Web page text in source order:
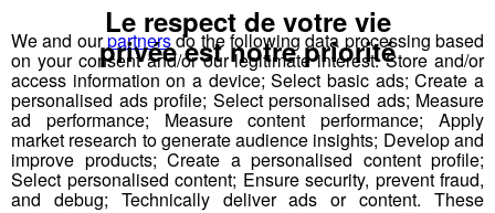
produire, diffuser un programme audiovisuel « mass
média » à l’échelle régionale.
Top Fab, le 1er programme
audiovisuel inspirant qui raconte
la fierté industrielle par la jeune
génération
We and ourpartnersdo the following data processing based
on your consent and/or our legitimate interest: Store and/or
access information on a device; Select basic ads; Create a
personalised ads profile; Select personalised ads; Measure
ad performance; Measure content performance; Apply
market research to generate audience insights; Develop and
improve products; Create a personalised content profile;
Select personalised content; Ensure security, prevent fraud,
and debug; Technically deliver ads or content. These
Le respect de votre vie
privée est notre priorité